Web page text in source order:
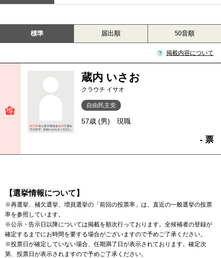
標準 届出順 50音順
掲載内容について
蔵内 いさお
クラウチ イサオ
自由民主党
57歳 (男) 現職
- 票
【選挙情報について】
※再選挙、補欠選挙、増員選挙の「前回の投票率」は、直近の一般選挙の投票
率を参照しています。
※公示・告示日以降については掲載を順次行っております。全候補者の登録が
確定するまでにお時間を要する場合がございますので予めご了承ください。
※投票日が確定していない場合、任期満了日が表示されております。確定次
第、投票日が表示されますので予めご了承ください。